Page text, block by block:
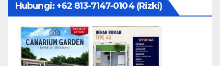
Hubungi: ‪+62 813-7147-0104‬ (Rizki)